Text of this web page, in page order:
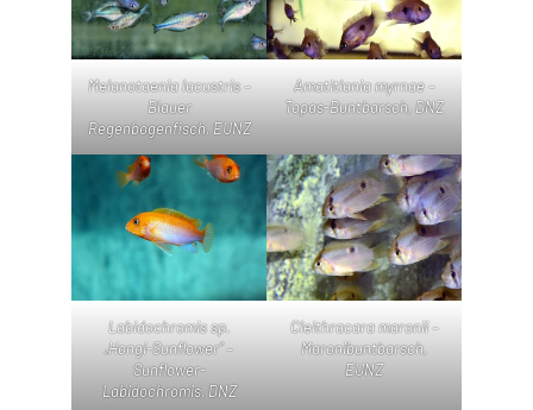
Melanotaenia lacustris –
Blauer
Regenbogenfisch, EUNZ
Amatitlania myrnae –
Topas-Buntbarsch, DNZ
Labidochromis sp.
„Hongi-Sunflower“ –
Sunflower-
Labidochromis, DNZ
Cleithracara maronii –
Maronibuntbarsch,
EUNZ